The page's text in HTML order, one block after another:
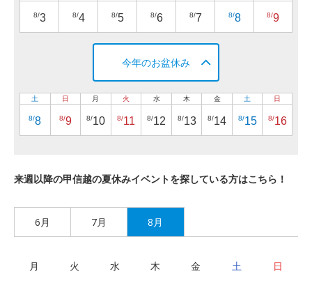
8/3 8/4 8/5 8/6 8/7 8/8 8/9
今年のお盆休み
土
8/8
日
8/9
月
8/10
火
8/11
水
8/12
木
8/13
金
8/14
土
8/15
日
8/16
来週以降の甲信越の夏休みイベントを探している方はこちら！
6月 7月 8月
月 火 水 木 金 土 日